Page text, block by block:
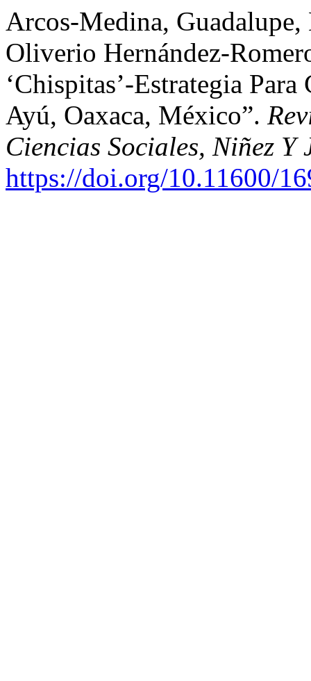
Arcos-Medina,
Oliverio Hernández-
‘Chispitas’-Estrategia
Ayú, Oaxaca, México”.
Ciencias Sociales, Niñez Y
https://doi.org/10.11600/